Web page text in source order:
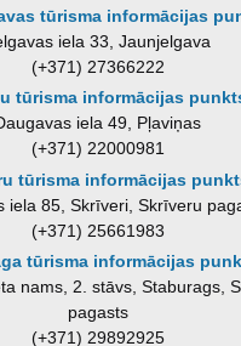
tūrisma informācijas
iela 33, Jaunjelgava
(+371) 27366222
tūrisma informācijas
iela 49, Pļaviņas
(+371) 22000981
tūrisma informācijas
iela 85, Skrīveri, Skrīveru
(+371) 25661983
tūrisma informācijas
nams, 2. stāvs, Staburags,
pagasts
(+371) 29892925